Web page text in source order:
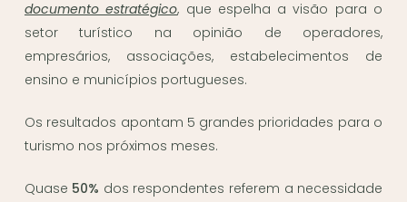
documento estratégico, que espelha a visão para o
setor turístico na opinião de operadores,
empresários, associações, estabelecimentos de
ensino e municípios portugueses.
Os resultados apontam 5 grandes prioridades para o
turismo nos próximos meses.
Quase 50% dos respondentes referem a necessidade